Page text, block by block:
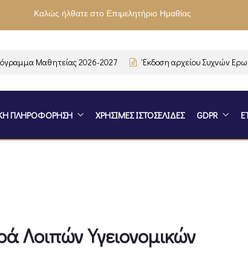
Καλώς ήλθατε στο Επιμελητήριο Ημαθίας
Μαθητείας 2026-2027 Έκδοση αρχείου Συχνών
ΠΛΗΡΟΦΟΡΗΣΗ ΧΡΗΣΙΜΕΣ ΙΣΤΟΣΕΛΙΔΕΣ GDPR
Λοιπών Υγειονομικών